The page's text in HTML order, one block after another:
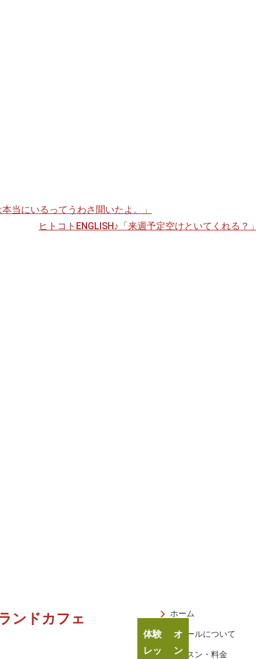
当にいるってうわさ聞いたよ。」
ヒトコトENGLISH♪「来週予定空けといてくれる？」
ンドカフェ ホーム
スクールについて
レッスン・料金
体験
レッ
オ
ン